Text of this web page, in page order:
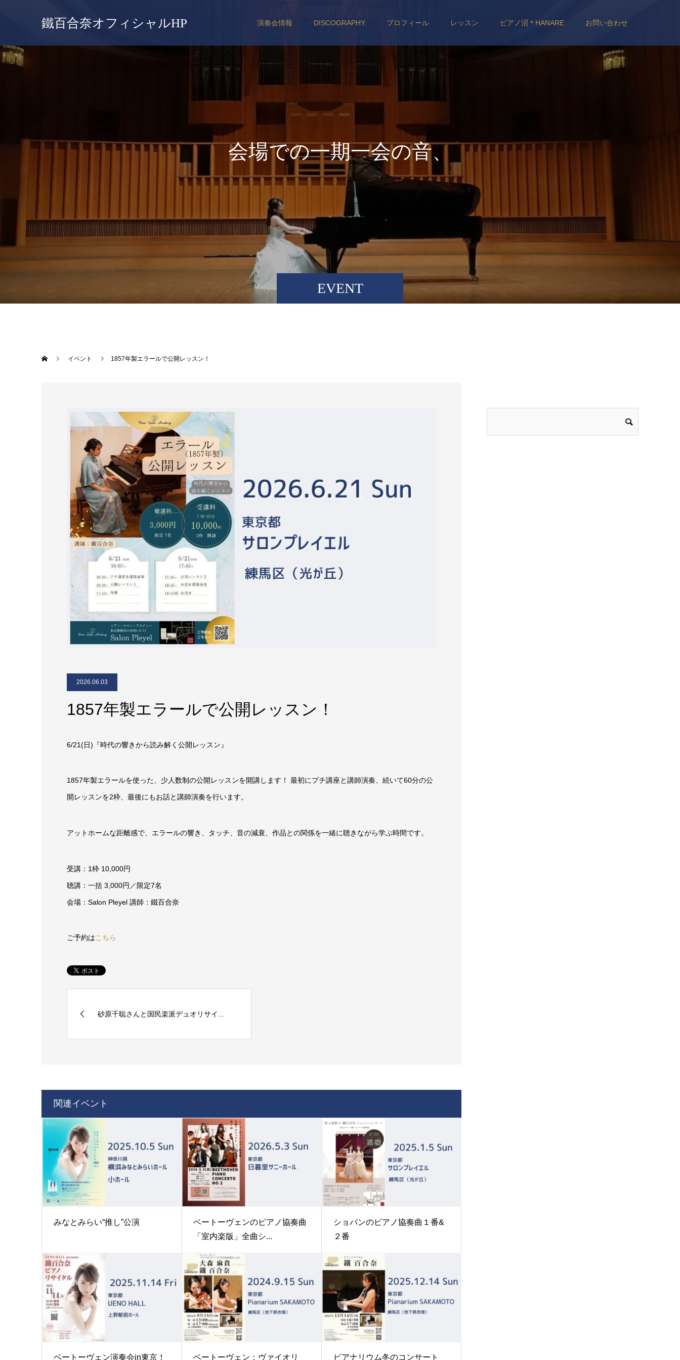
鐵百合奈オフィシャルHP 演奏会情報 DISCOGRAPHY プロフィール レッスン ピアノ沼＊HANARE お問い合わせ
EVENT
会場での一期一会の音、
聴衆の皆さまと の
イベント 1857年製エラールで公開レッスン！
2026.06.03
1857年製エラールで公開レッスン！
6/21(日)『時代の響きから読み解く公開レッスン』
1857年製エラールを使った、少人数制の公開レッスンを開講します！ 最初にプチ講座と講師演奏、続いて60分の公
開レッスンを2枠、最後にもお話と講師演奏を行います。
アットホームな距離感で、エラールの響き、タッチ、音の減衰、作品との関係を一緒に聴きながら学ぶ時間です。
受講：1枠 10,000円
聴講：一括 3,000円／限定7名
会場：Salon Pleyel 講師：鐵百合奈
ご予約はこちら
砂原千聡さんと国民楽派デュオリサイ...
関連イベント
みなとみらい“推し”公演
ベートーヴェンのピアノ協奏曲
「室内楽版」全曲シ...
ショパンのピアノ協奏曲１番&
２番
ベートーヴェン演奏会in東京！ ベートーヴェン：ヴァイオリ ピアナリウム冬のコンサート